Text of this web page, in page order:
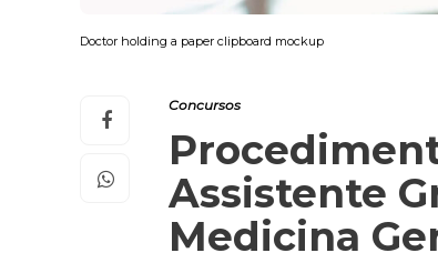
Doctor holding a paper clipboard mockup
Concursos
Assistente
Medicina